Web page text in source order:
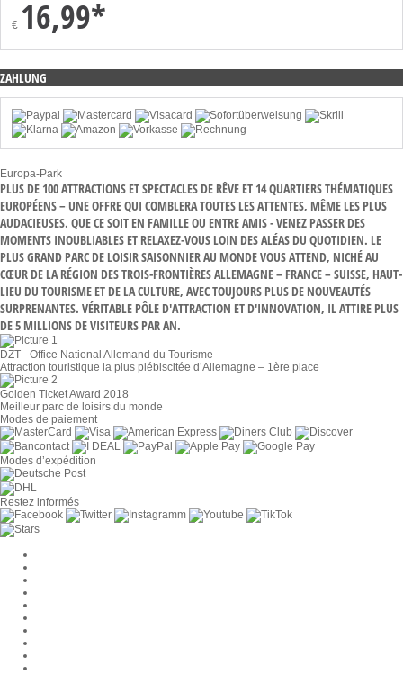
€ 16,99*
ZAHLUNG
Europa-Park
PLUS DE 100 ATTRACTIONS ET SPECTACLES DE RÊVE ET 14 QUARTIERS THÉMATIQUES
EUROPÉENS – UNE OFFRE QUI COMBLERA TOUTES LES ATTENTES, MÊME LES PLUS
AUDACIEUSES. QUE CE SOIT EN FAMILLE OU ENTRE AMIS - VENEZ PASSER DES
MOMENTS INOUBLIABLES ET RELAXEZ-VOUS LOIN DES ALÉAS DU QUOTIDIEN. LE
PLUS GRAND PARC DE LOISIR SAISONNIER AU MONDE VOUS ATTEND, NICHÉ AU
CŒUR DE LA RÉGION DES TROIS-FRONTIÈRES ALLEMAGNE – FRANCE – SUISSE, HAUT-
LIEU DU TOURISME ET DE LA CULTURE, AVEC TOUJOURS PLUS DE NOUVEAUTÉS
SURPRENANTES. VÉRITABLE PÔLE D'ATTRACTION ET D'INNOVATION, IL ATTIRE PLUS
DE 5 MILLIONS DE VISITEURS PAR AN.
DZT - Office National Allemand du Tourisme
Attraction touristique la plus plébiscitée d’Allemagne – 1ère place
Golden Ticket Award 2018
Meilleur parc de loisirs du monde
Modes de paiement
Modes d’expédition
Restez informés